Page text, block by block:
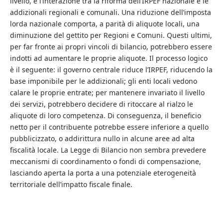
addizionali regionali e comunali. Una riduzione dell’imposta
lorda nazionale comporta, a parità di aliquote locali, una
diminuzione del gettito per Regioni e Comuni. Questi ultimi,
per far fronte ai propri vincoli di bilancio, potrebbero essere
indotti ad aumentare le proprie aliquote. Il processo logico
è il seguente: il governo centrale riduce l’IRPEF, riducendo la
base imponibile per le addizionali; gli enti locali vedono
calare le proprie entrate; per mantenere invariato il livello
dei servizi, potrebbero decidere di ritoccare al rialzo le
aliquote di loro competenza. Di conseguenza, il beneficio
netto per il contribuente potrebbe essere inferiore a quello
pubblicizzato, o addirittura nullo in alcune aree ad alta
fiscalità locale. La Legge di Bilancio non sembra prevedere
meccanismi di coordinamento o fondi di compensazione,
lasciando aperta la porta a una potenziale eterogeneità
territoriale dell’impatto fiscale finale.